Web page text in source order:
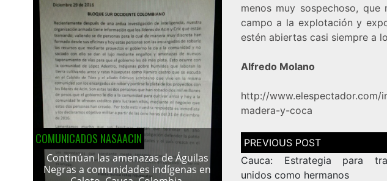
COMUNICADOS NASAACIN
Continúan las amenazas de Águilas
Negras a comunidades indígenas en
menos muy sospechoso,
campo a la explotación y
estén abiertas casi siempre a
Alfredo Molano
http://www.elespectador.com/
madera-y-coca
Navegación
de
entradas
Cauca: Estrategia para
unidos como hermanos